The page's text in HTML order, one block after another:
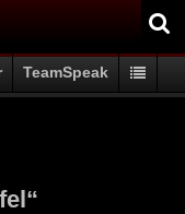
TeamSpeak